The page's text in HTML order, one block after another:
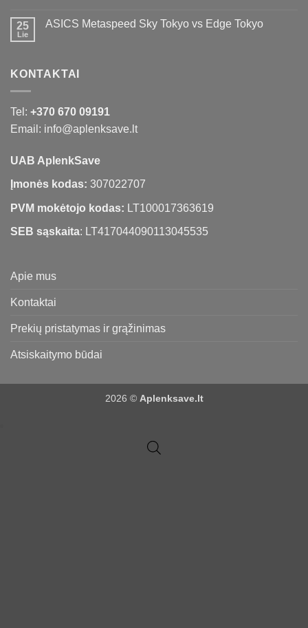
25
Lie
ASICS Metaspeed Sky Tokyo vs Edge Tokyo
KONTAKTAI
Tel: +370 670 09191
Email: info@aplenksave.lt
UAB AplenkSave
Įmonės kodas: 307022707
PVM mokėtojo kodas: LT100017363619
SEB sąskaita: LT417044090113045535
Apie mus
Kontaktai
Prekių pristatymas ir grąžinimas
Atsiskaitymo būdai
2026 © Aplenksave.lt